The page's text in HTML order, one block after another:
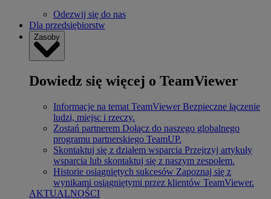
Odezwij się do nas
Dla przedsiębiorstw
Zasoby
Dowiedz się więcej o TeamViewer
Informacje na temat TeamViewer Bezpieczne łączenie
ludzi, miejsc i rzeczy.
Zostań partnerem Dołącz do naszego globalnego
programu partnerskiego TeamUP.
Skontaktuj się z działem wsparcia Przejrzyj artykuły
wsparcia lub skontaktuj się z naszym zespołem.
Historie osiągniętych sukcesów Zapoznaj się z
wynikami osiągniętymi przez klientów TeamViewer.
AKTUALNOŚCI